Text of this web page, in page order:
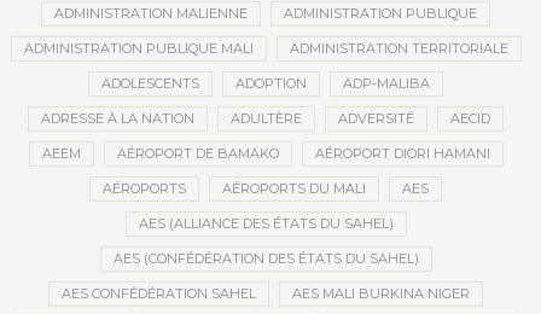
ADMINISTRATION MALIENNE ADMINISTRATION PUBLIQUE
ADMINISTRATION PUBLIQUE MALI ADMINISTRATION TERRITORIALE
ADOLESCENTS ADOPTION ADP-MALIBA
ADRESSE À LA NATION ADULTÈRE ADVERSITÉ AECID
AEEM AÉROPORT DE BAMAKO AÉROPORT DIORI HAMANI
AÉROPORTS AÉROPORTS DU MALI AES
AES (ALLIANCE DES ÉTATS DU SAHEL)
AES (CONFÉDÉRATION DES ÉTATS DU SAHEL)
AES CONFÉDÉRATION SAHEL AES MALI BURKINA NIGER